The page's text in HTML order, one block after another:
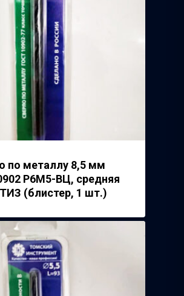
по металлу 8,5 мм
Р6М5-ВЦ, средняя
(блистер, 1 шт.)